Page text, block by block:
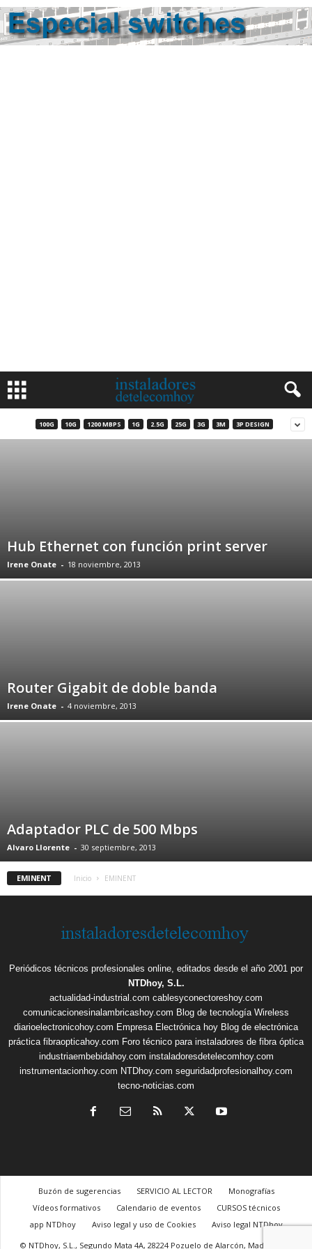
100G 10G 1200 MBPS 1G 2.5G 25G 3G 3M 3P DESIGN
Hub Ethernet con función print server
Irene Onate - 18 noviembre, 2013
Router Gigabit de doble banda
Irene Onate - 4 noviembre, 2013
Adaptador PLC de 500 Mbps
Alvaro Llorente - 30 septiembre, 2013
EMINENT Inicio EMINENT
Periódicos técnicos profesionales online, editados desde el año 2001 por
NTDhoy, S.L.
actualidad-industrial.com cablesyconectoreshoy.com
comunicacionesinalambricashoy.com Blog de tecnología Wireless
diarioelectronicohoy.com Empresa Electrónica hoy Blog de electrónica
práctica fibraopticahoy.com Foro técnico para instaladores de fibra óptica
industriaembebidahoy.com instaladoresdetelecomhoy.com
instrumentacionhoy.com NTDhoy.com seguridadprofesionalhoy.com
tecno-noticias.com
Buzón de sugerencias SERVICIO AL LECTOR
Monografías
Vídeos formativos
Calendario de eventos
CURSOS técnicos
app NTDhoy
Aviso legal y uso de Cookies
Aviso legal NTDhoy
© NTDhoy, S.L., Segundo Mata 4A, 28224 Pozuelo de Alarcón, Madrid, +34